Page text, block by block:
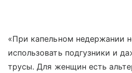
«При капельном недержании
использовать подгузники и
трусы. Для женщин есть